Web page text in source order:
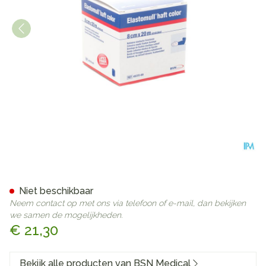
€ 21,30
Niet beschikbaar
Neem contact op met ons via telefoon of e-mail, dan bekijken
we samen de mogelijkheden.
Bekijk alle producten van BSN Medical